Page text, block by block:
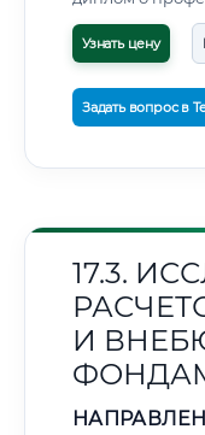
Узнать цену
Задать вопрос в
17.3.
И